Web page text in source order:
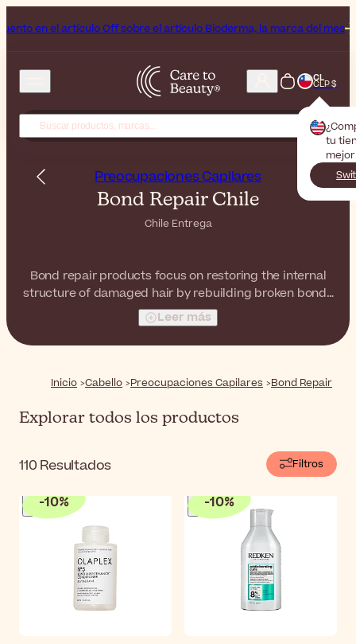
Off sobre el artículo Bioderma, la marca del mes Fin de semana
CL
CLP $
tu
Preocupaciones Capilares
Bond Repair Chile
Chile Entrega
Bond repair products focus on restoring the internal
structure of damaged hair by rebuilding broken bonds
caused by chemical treatments, heat styling, and
environmental stress. These advanced formulas go
beyond surface repair, targeting the hair fiber from
resilience.
Leer más
Inicio Cabello Preocupaciones Capilares Bond Repair
Explorar todos los productos
110 Resultados Filtros
-10% -10%